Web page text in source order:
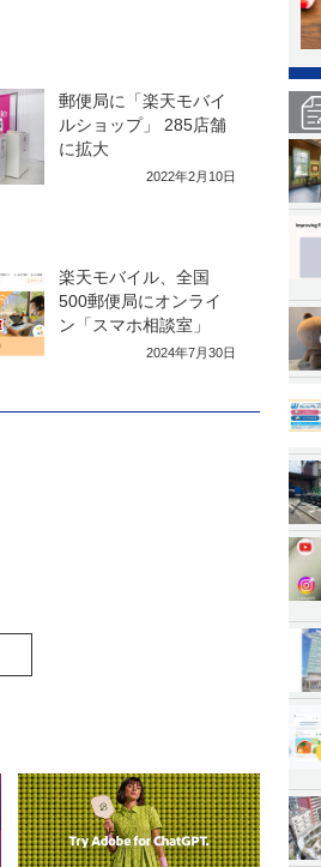
郵便局に「楽天モバイ
ルショップ」 285店舗
に拡大
2022年2月10日
楽天モバイル、全国
500郵便局にオンライ
ン「スマホ相談室」
2024年7月30日